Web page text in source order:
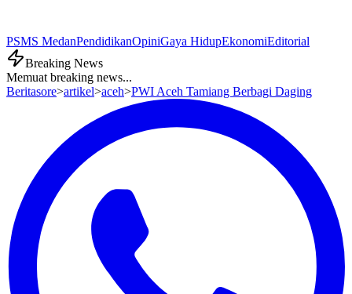
PSMS MedanPendidikanOpiniGaya HidupEkonomiEditorial
Breaking News
Memuat breaking news...
Beritasore>artikel>aceh>PWI Aceh Tamiang Berbagi Daging